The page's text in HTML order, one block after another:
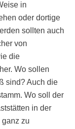
in
oder dortige
sollten auch
von
die
Wo sollen
sind? Auch die
Wo soll der
in der
zu